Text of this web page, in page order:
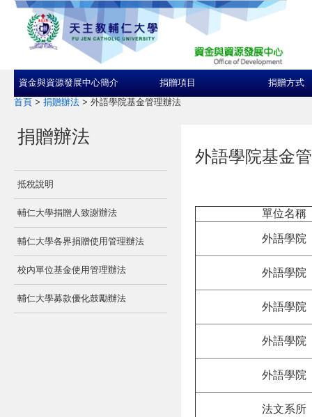
資金與資源發展中心簡介 捐贈項目 捐贈方式
首頁 > 捐贈辦法 > 外語學院基金管理辦法
捐贈辦法
抵稅說明
輔仁大學捐贈人致謝辦法
輔仁大學各界捐贈使用管理辦法
校內單位基金使用管理辦法
輔仁大學募款優化鼓勵辦法
外語學院基金
單位名稱
外語學院
外語學院
外語學院
外語學院
外語學院
法文系所